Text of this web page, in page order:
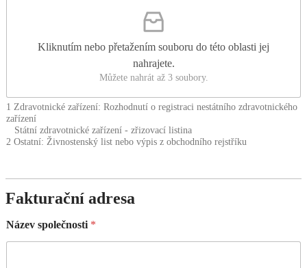
Kliknutím nebo přetažením souboru do této oblasti jej
nahrajete.
Můžete nahrát až 3 soubory.
1 Zdravotnické zařízení: Rozhodnutí o registraci nestátního zdravotnického
zařízení
Státní zdravotnické zařízení - zřizovací listina
2 Ostatní: Živnostenský list nebo výpis z obchodního rejstříku
Fakturační adresa
Název společnosti *